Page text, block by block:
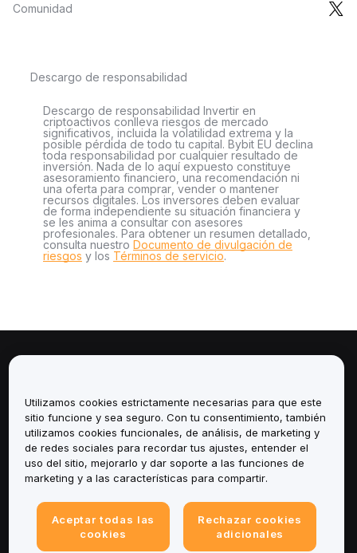
Comunidad
Descargo de responsabilidad
Descargo de responsabilidad Invertir en
criptoactivos conlleva riesgos de mercado
significativos, incluida la volatilidad extrema y la
posible pérdida de todo tu capital. Bybit EU declina
toda responsabilidad por cualquier resultado de
inversión. Nada de lo aquí expuesto constituye
asesoramiento financiero, una recomendación ni
una oferta para comprar, vender o mantener
recursos digitales. Los inversores deben evaluar
de forma independiente su situación financiera y
se les anima a consultar con asesores
profesionales. Para obtener un resumen detallado,
consulta nuestro Documento de divulgación de
riesgos y los Términos de servicio.
Servicios
Soporte
Productos
Legal
Utilizamos cookies estrictamente necesarias para que este
sitio funcione y sea seguro. Con tu consentimiento, también
utilizamos cookies funcionales, de análisis, de marketing y
de redes sociales para recordar tus ajustes, entender el
uso del sitio, mejorarlo y dar soporte a las funciones de
marketing y a las características para compartir.
Aceptar todas las
cookies
Rechazar cookies
adicionales